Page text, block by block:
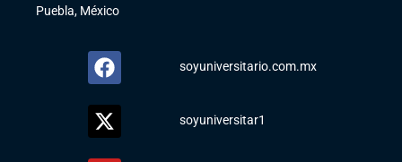
Puebla, México
soyuniversitario.com.mx
soyuniversitar1